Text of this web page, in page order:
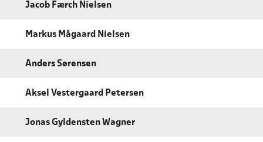
Jacob Færch Nielsen
Markus Mågaard Nielsen
Anders Sørensen
Aksel Vestergaard Petersen
Jonas Gyldensten Wagner